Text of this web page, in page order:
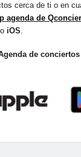
cerca de ti o en
agenda de
o iOS.
de